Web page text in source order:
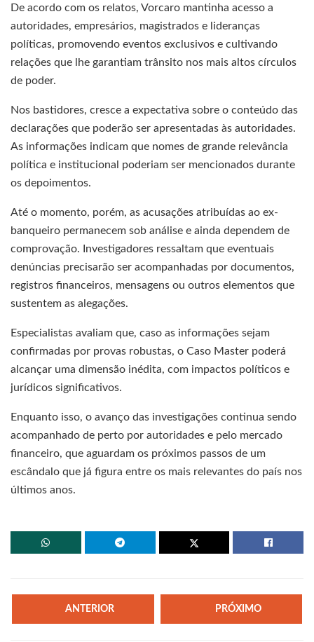
De acordo com os relatos, Vorcaro mantinha acesso a
autoridades, empresários, magistrados e lideranças
políticas, promovendo eventos exclusivos e cultivando
relações que lhe garantiam trânsito nos mais altos círculos
de poder.
Nos bastidores, cresce a expectativa sobre o conteúdo das
declarações que poderão ser apresentadas às autoridades.
As informações indicam que nomes de grande relevância
política e institucional poderiam ser mencionados durante
os depoimentos.
Até o momento, porém, as acusações atribuídas ao ex-
banqueiro permanecem sob análise e ainda dependem de
comprovação. Investigadores ressaltam que eventuais
denúncias precisarão ser acompanhadas por documentos,
registros financeiros, mensagens ou outros elementos que
sustentem as alegações.
Especialistas avaliam que, caso as informações sejam
confirmadas por provas robustas, o Caso Master poderá
alcançar uma dimensão inédita, com impactos políticos e
jurídicos significativos.
Enquanto isso, o avanço das investigações continua sendo
acompanhado de perto por autoridades e pelo mercado
financeiro, que aguardam os próximos passos de um
escândalo que já figura entre os mais relevantes do país nos
últimos anos.
ANTERIOR PRÓXIMO